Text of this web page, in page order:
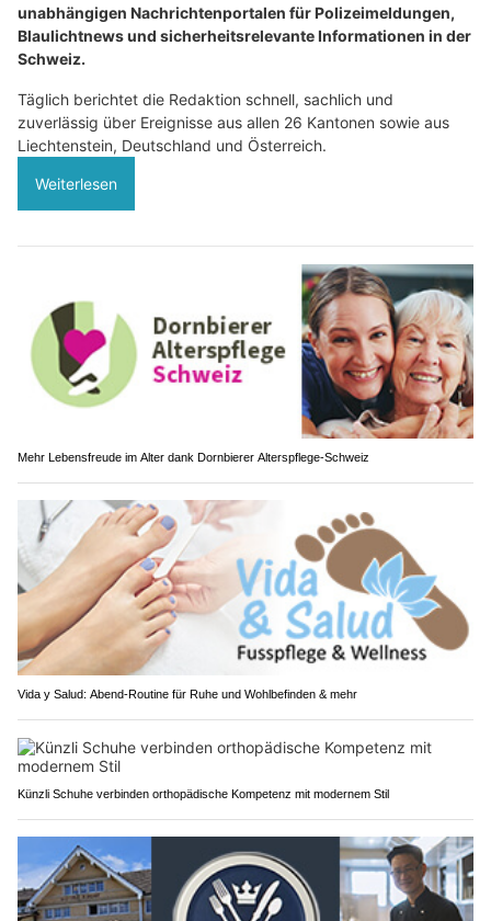
unabhängigen Nachrichtenportalen für Polizeimeldungen,
Blaulichtnews und sicherheitsrelevante Informationen in der
Schweiz.
Täglich berichtet die Redaktion schnell, sachlich und
zuverlässig über Ereignisse aus allen 26 Kantonen sowie aus
Liechtenstein, Deutschland und Österreich.
Weiterlesen
Mehr Lebensfreude im Alter dank Dornbierer Alterspflege-Schweiz
Vida y Salud: Abend-Routine für Ruhe und Wohlbefinden & mehr
Künzli Schuhe verbinden orthopädische Kompetenz mit modernem Stil